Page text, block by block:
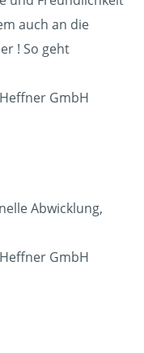
auch an die
! So geht
GmbH
Abwicklung,
GmbH